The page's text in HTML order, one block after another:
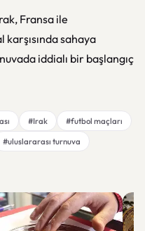
Fransa ile
karşısında sahaya
iddialı bir başlangıç
#Irak
#futbol maçları
#uluslararası turnuva